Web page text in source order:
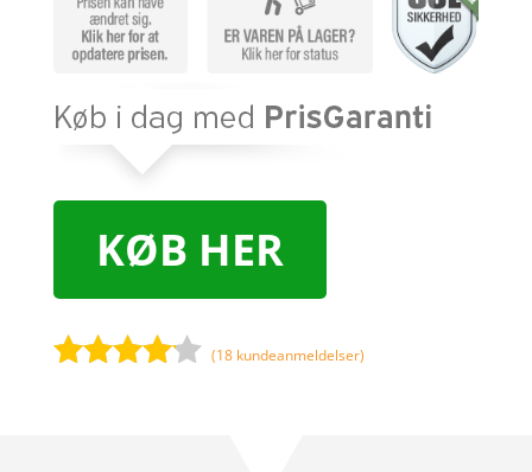
KØB HER
(18 kundeanmeldelser)